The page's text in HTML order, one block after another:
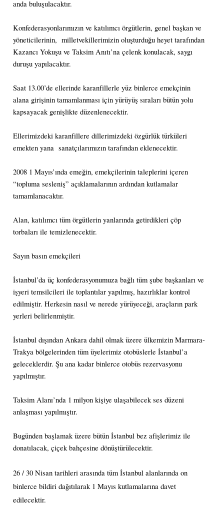
anda buluşulacaktır.
Konfederasyonlarımızın ve katılımcı örgütlerin, genel başkan ve
yöneticilerinin, milletvekillerimizin oluşturduğu heyet tarafından
Kazancı Yokuşu ve Taksim Anıtı’na çelenk konulacak, saygı
duruşu yapılacaktır.
Saat 13.00’de ellerinde karanfillerle yüz binlerce emekçinin
alana girişinin tamamlanması için yürüyüş sıraları bütün yolu
kapsayacak genişlikte düzenlenecektir.
Ellerimizdeki karanfillere dillerimizdeki özgürlük türküleri
emekten yana sanatçılarımızın tarafından eklenecektir.
2008 1 Mayıs’ında emeğin, emekçilerinin taleplerini içeren
“topluma sesleniş” açıklamalarının ardından kutlamalar
tamamlanacaktır.
Alan, katılımcı tüm örgütlerin yanlarında getirdikleri çöp
torbaları ile temizlenecektir.
Sayın basın emekçileri
İstanbul’da üç konfederasyonumuza bağlı tüm şube başkanları ve
işyeri temsilcileri ile toplantılar yapılmış, hazırlıklar kontrol
edilmiştir. Herkesin nasıl ve nerede yürüyeceği, araçların park
yerleri belirlenmiştir.
İstanbul dışından Ankara dahil olmak üzere ülkemizin Marmara-
Trakya bölgelerinden tüm üyelerimiz otobüslerle İstanbul’a
geleceklerdir. Şu ana kadar binlerce otobüs rezervasyonu
yapılmıştır.
Taksim Alanı’nda 1 milyon kişiye ulaşabilecek ses düzeni
anlaşması yapılmıştır.
Bugünden başlamak üzere bütün İstanbul bez afişlerimiz ile
donatılacak, çiçek bahçesine dönüştürülecektir.
26 / 30 Nisan tarihleri arasında tüm İstanbul alanlarında on
binlerce bildiri dağıtılarak 1 Mayıs kutlamalarına davet
edilecektir.